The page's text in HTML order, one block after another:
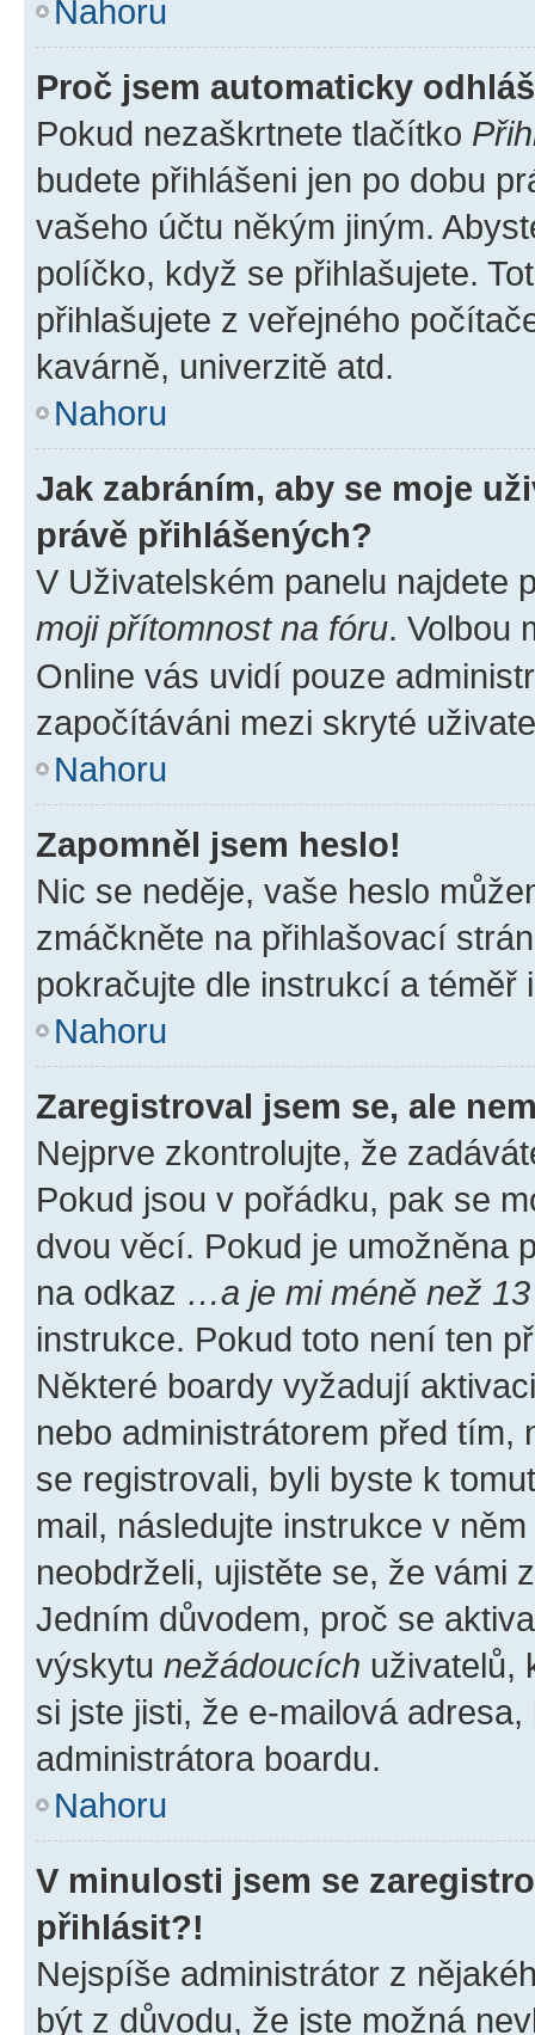
Nahoru
Proč jsem automaticky
Pokud nezaškrtnete tlačítko
budete přihlášeni jen po dobu
vašeho účtu někým jiným.
políčko, když se přihlašujete.
přihlašujete z veřejného
kavárně, univerzitě atd.
Nahoru
Jak zabráním, aby se moje
právě přihlášených?
V Uživatelském panelu najdete
moji přítomnost na fóru. Volbou
Online vás uvidí pouze
započítáváni mezi skryté
Nahoru
Zapomněl jsem heslo!
Nic se neděje, vaše heslo
zmáčkněte na přihlašovací
pokračujte dle instrukcí a téměř
Nahoru
Zaregistroval jsem se, ale
Nejprve zkontrolujte, že
Pokud jsou v pořádku, pak se
dvou věcí. Pokud je umožněna
na odkaz …a je mi méně než
instrukce. Pokud toto není ten
Některé boardy vyžadují
nebo administrátorem před tím,
se registrovali, byli byste k
mail, následujte instrukce v
neobdrželi, ujistěte se, že vámi
Jedním důvodem, proč se
výskytu nežádoucích uživatelů,
si jste jisti, že e-mailová
administrátora boardu.
Nahoru
V minulosti jsem se
přihlásit?!
Nejspíše administrátor z
být z důvodu, že jste možná